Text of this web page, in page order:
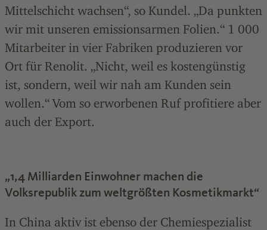
Mittelschicht wachsen“, so Kundel. „Da punkten
wir mit unseren emissionsarmen Folien.“ 1 000
Mitarbeiter in vier Fabriken produzieren vor
Ort für Renolit. „Nicht, weil es kostengünstig
ist, sondern, weil wir nah am Kunden sein
wollen.“ Vom so erworbenen Ruf profitiere aber
auch der Export.
„1,4 Milliarden Einwohner machen die
Volksrepublik zum weltgrößten Kosmetikmarkt“
In China aktiv ist ebenso der Chemiespezialist